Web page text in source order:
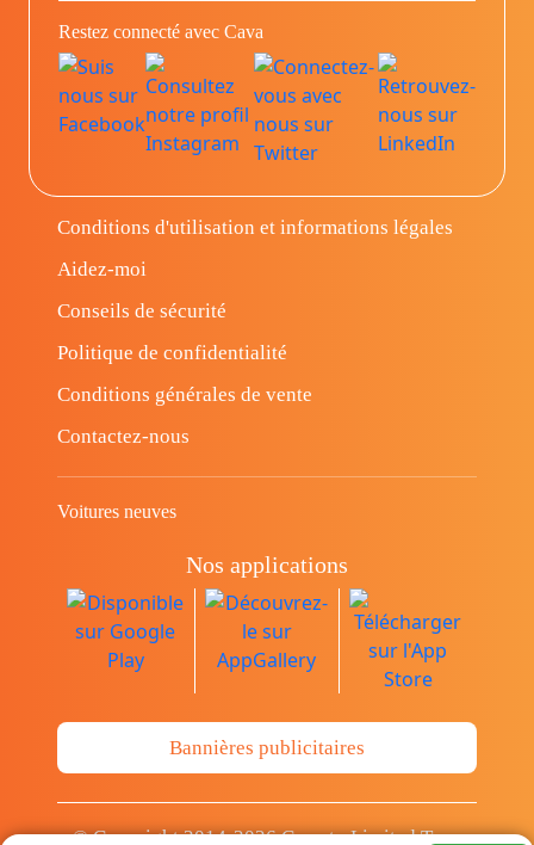
Restez connecté avec Cava
Conditions d'utilisation et informations légales
Aidez-moi
Conseils de sécurité
Politique de confidentialité
Conditions générales de vente
Contactez-nous
Voitures neuves
Nos applications
Bannières publicitaires
© Copyright 2014-2026 Cava.tn Limited Tous